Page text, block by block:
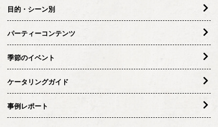
目的・シーン別
パーティーコンテンツ
季節のイベント
ケータリングガイド
事例レポート